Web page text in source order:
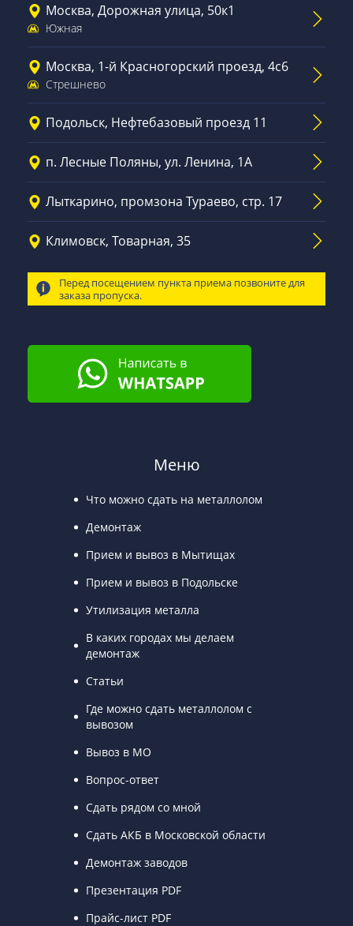
Москва, Дорожная улица, 50к1
Южная
Москва, 1-й Красногорский проезд, 4с6
Стрешнево
Подольск, Нефтебазовый проезд 11
п. Лесные Поляны, ул. Ленина, 1А
Лыткарино, промзона Тураево, стр. 17
Климовск, Товарная, 35
Перед посещением пункта приема позвоните для
заказа пропуска.
Меню
Что можно сдать на металлолом
Демонтаж
Прием и вывоз в Мытищах
Прием и вывоз в Подольске
Утилизация металла
В каких городах мы делаем
демонтаж
Статьи
Где можно сдать металлолом с
вывозом
Вывоз в МО
Вопрос-ответ
Сдать рядом со мной
Сдать АКБ в Московской области
Демонтаж заводов
Презентация PDF
Прайс-лист PDF